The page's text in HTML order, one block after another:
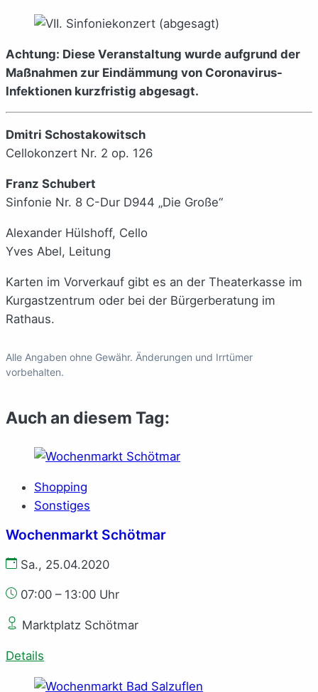
Achtung: Diese Veranstaltung wurde aufgrund der
Maßnahmen zur Eindämmung von Coronavirus-
Infektionen kurzfristig abgesagt.
Dmitri Schostakowitsch
Cellokonzert Nr. 2 op. 126
Franz Schubert
Sinfonie Nr. 8 C-Dur D944 „Die Große“
Alexander Hülshoff, Cello
Yves Abel, Leitung
Karten im Vorverkauf gibt es an der Theaterkasse im
Kurgastzentrum oder bei der Bürgerberatung im
Rathaus.
Alle Angaben ohne Gewähr. Änderungen und Irrtümer
vorbehalten.
Auch an diesem Tag:
Shopping
Sonstiges
Wochenmarkt Schötmar
Sa., 25.04.2020
07:00 – 13:00 Uhr
Marktplatz Schötmar
Details